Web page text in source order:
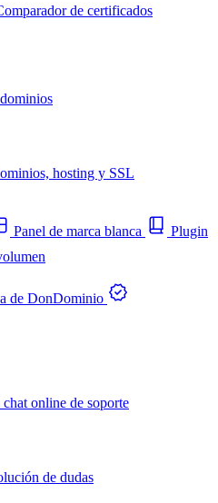
de certificados
hosting y SSL
Panel de marca blanca
Plugin
de DonDominio
online de soporte
de dudas